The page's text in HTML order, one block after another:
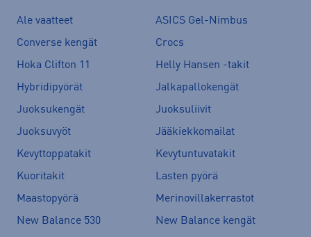
Ale vaatteet
ASICS Gel-Nimbus
Converse kengät
Crocs
Hoka Clifton 11
Helly Hansen -takit
Hybridipyörät
Jalkapallokengät
Juoksukengät
Juoksuliivit
Juoksuvyöt
Jääkiekkomailat
Kevyttoppatakit
Kevytuntuvatakit
Kuoritakit
Lasten pyörä
Maastopyörä
Merinovillakerrastot
New Balance 530
New Balance kengät